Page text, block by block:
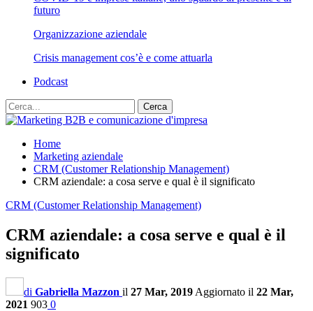
futuro
Organizzazione aziendale
Crisis management cos’è e come attuarla
Podcast
Home
Marketing aziendale
CRM (Customer Relationship Management)
CRM aziendale: a cosa serve e qual è il significato
CRM (Customer Relationship Management)
CRM aziendale: a cosa serve e qual è il
significato
di Gabriella Mazzon il 27 Mar, 2019 Aggiornato il 22 Mar,
2021 903 0